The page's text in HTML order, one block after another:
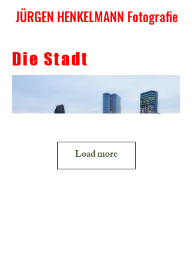
JÜRGEN HENKELMANN Fotografie
Die Stadt
Load more